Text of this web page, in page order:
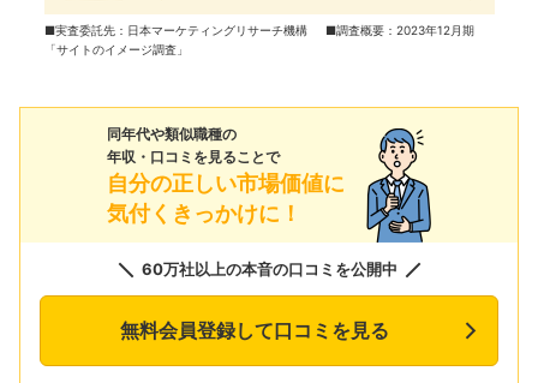
■実査委託先：日本マーケティングリサーチ機構 ■調査概要：2023年12月期
「サイトのイメージ調査」
同年代や類似職種の
年収・口コミを見ることで
自分の正しい市場価値に
気付くきっかけに！
60万社以上の本音の口コミを公開中
無料会員登録して口コミを見る